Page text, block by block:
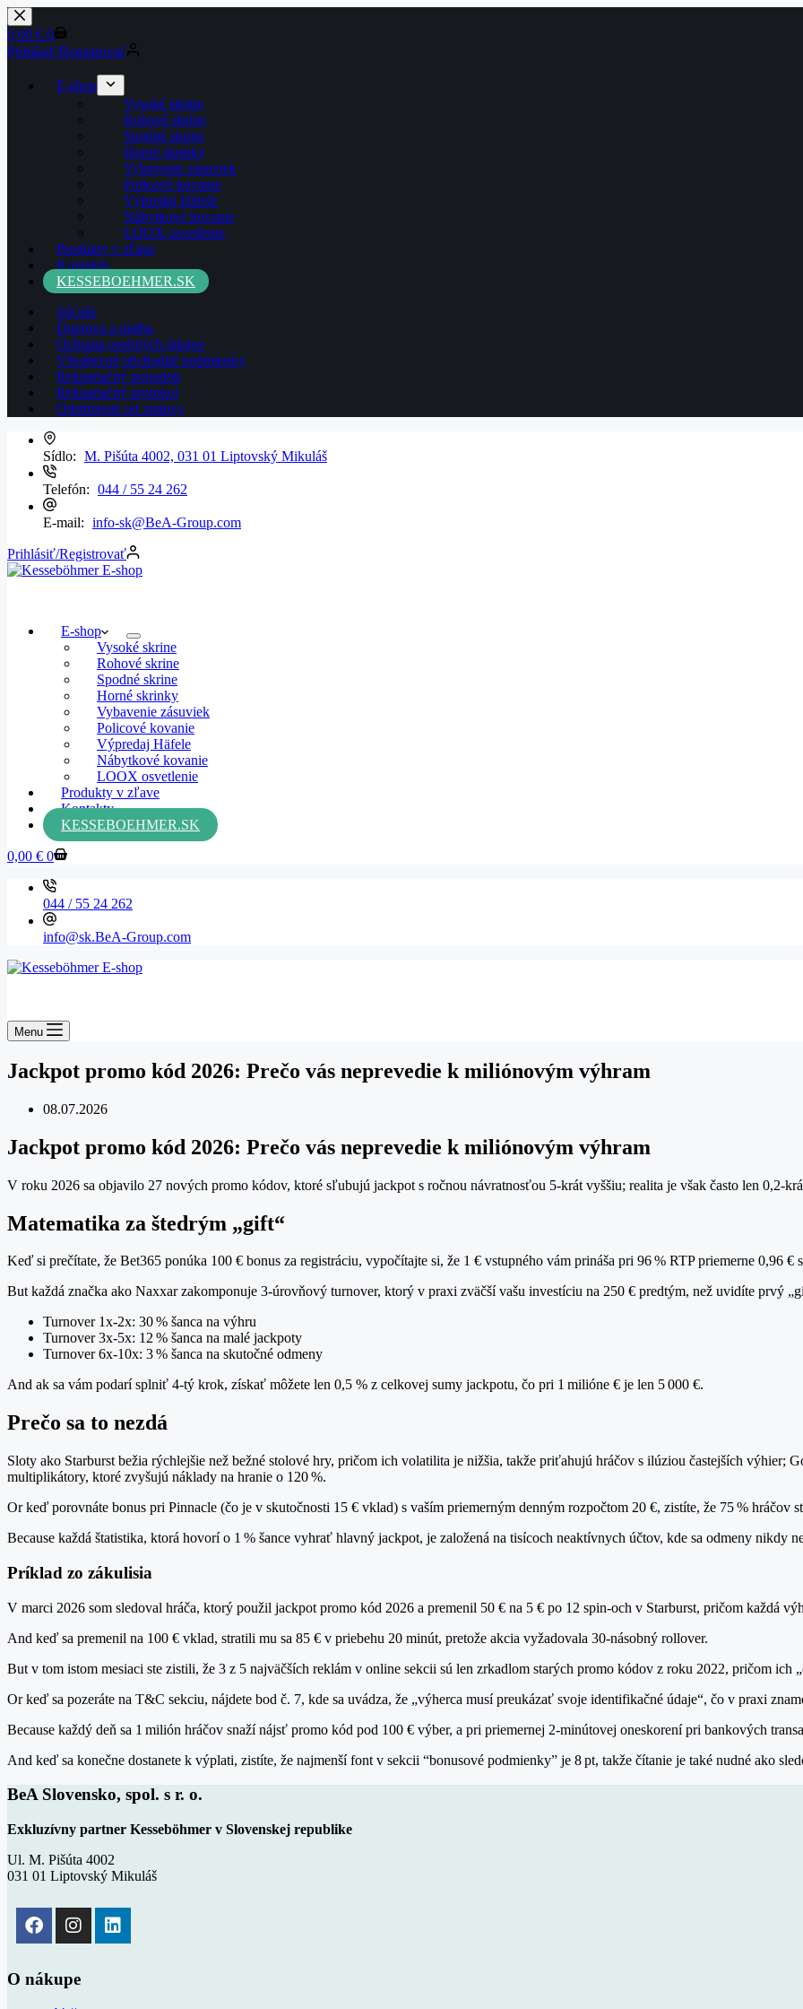
0,00 € 0
Prihlásiť/Registrovať
E-shop
Vysoké skrine
Rohové skrine
Spodné skrine
Horné skrinky
Vybavenie zásuviek
Policové kovanie
Výpredaj Häfele
Nábytkové kovanie
LOOX osvetlenie
Produkty v zľave
Kontakty
KESSEBOEHMER.SK
Súťaže
Doprava a platba
Ochrana osobných údajov
Všeobecné obchodné podmienky
Reklamačný poriadok
Reklamačný protokol
Odstúpenie od zmluvy
Sídlo: M. Pišúta 4002, 031 01 Liptovský Mikuláš
Telefón: 044 / 55 24 262
E-mail: info-sk@BeA-Group.com
Prihlásiť/Registrovať
E-shop
Vysoké skrine
Rohové skrine
Spodné skrine
Horné skrinky
Vybavenie zásuviek
Policové kovanie
Výpredaj Häfele
Nábytkové kovanie
LOOX osvetlenie
Produkty v zľave
Kontakty
KESSEBOEHMER.SK
0,00 € 0
044 / 55 24 262
info@sk.BeA-Group.com
Menu
Jackpot promo kód 2026: Prečo vás neprevedie k miliónovým výhram
08.07.2026
Jackpot promo kód 2026: Prečo vás neprevedie k miliónovým výhram
V roku 2026 sa objavilo 27 nových promo kódov, ktoré sľubujú jackpot s ročnou návratnosťou 5‑krát vyššiu; realita je však často len
Matematika za štedrým „gift“
Keď si prečítate, že Bet365 ponúka 100 € bonus za registráciu, vypočítajte si, že 1 € vstupného vám prináša pri 96 % RTP priemerne 0,96
But každá značka ako Naxxar zakomponuje 3‑úrovňový turnover, ktorý v praxi zväčší vašu investíciu na 250 € predtým, než uvidíte prvý
Turnover 1x‑2x: 30 % šanca na výhru
Turnover 3x‑5x: 12 % šanca na malé jackpoty
Turnover 6x‑10x: 3 % šanca na skutočné odmeny
And ak sa vám podarí splniť 4‑tý krok, získať môžete len 0,5 % z celkovej sumy jackpotu, čo pri 1 milióne € je len 5 000 €.
Prečo sa to nezdá
Sloty ako Starburst bežia rýchlejšie než bežné stolové hry, pričom ich volatilita je nižšia, takže priťahujú hráčov s ilúziou častejších výhier;
multiplikátory, ktoré zvyšujú náklady na hranie o 120 %.
Or keď porovnáte bonus pri Pinnacle (čo je v skutočnosti 15 € vklad) s vaším priemerným denným rozpočtom 20 €, zistíte, že 75 % hráčov
Because každá štatistika, ktorá hovorí o 1 % šance vyhrať hlavný jackpot, je založená na tisícoch neaktívnych účtov, kde sa odmeny nikdy
Príklad zo zákulisia
V marci 2026 som sledoval hráča, ktorý použil jackpot promo kód 2026 a premenil 50 € na 5 € po 12 spin‑och v Starburst, pričom každá
And keď sa premenil na 100 € vklad, stratili mu sa 85 € v priebehu 20 minút, pretože akcia vyžadovala 30‑násobný rollover.
But v tom istom mesiaci ste zistili, že 3 z 5 najväčších reklám v online sekcii sú len zrkadlom starých promo kódov z roku 2022, pričom ich
Or keď sa pozeráte na T&C sekciu, nájdete bod č. 7, kde sa uvádza, že „výherca musí preukázať svoje identifikačné údaje“, čo v praxi
Because každý deň sa 1 milión hráčov snaží nájsť promo kód pod 100 € výber, a pri priemernej 2‑minútovej oneskorení pri bankových
And keď sa konečne dostanete k výplati, zistíte, že najmenší font v sekcii “bonusové podmienky” je 8 pt, takže čítanie je také nudné ako
BeA Slovensko, spol. s r. o.
Exkluzívny partner Kesseböhmer v Slovenskej republike
Ul. M. Pišúta 4002
031 01 Liptovský Mikuláš
O nákupe